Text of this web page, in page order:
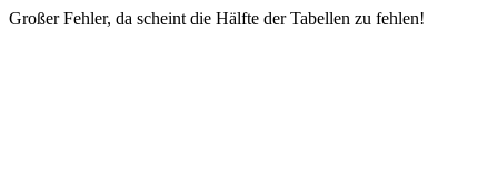
Großer Fehler, da scheint die Hälfte der Tabellen zu fehlen!